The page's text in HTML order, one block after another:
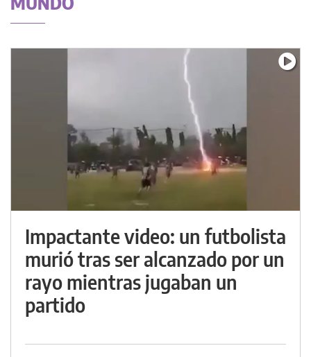
Impactante video: un futbolista
murió tras ser alcanzado por un
rayo mientras jugaban un
partido